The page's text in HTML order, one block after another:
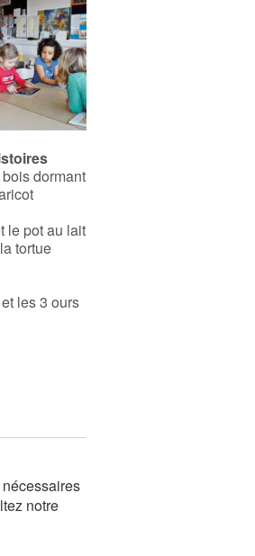
dormant
le pot au lait
tortue
les 3 ours
notre